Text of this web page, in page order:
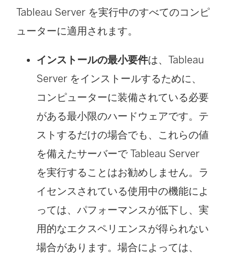
Tableau Server を実行中のすべてのコンピ
ューターに適用されます。
インストールの最小要件は、Tableau
Server をインストールするために、
コンピューターに装備されている必要
がある最小限のハードウェアです。テ
ストするだけの場合でも、これらの値
を備えたサーバーで Tableau Server
を実行することはお勧めしません。ラ
イセンスされている使用中の機能によ
っては、パフォーマンスが低下し、実
用的なエクスペリエンスが得られない
場合があります。場合によっては、